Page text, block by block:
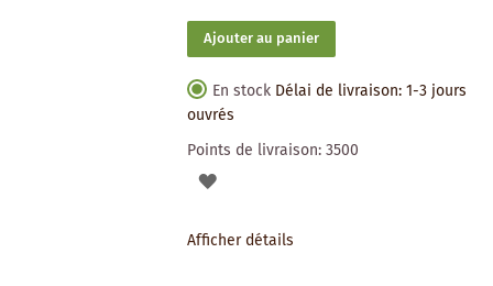
Ajouter au panier
En stock Délai de livraison: 1-3 jours
ouvrés
Points de livraison:3500
AJOUTER
Afficher détails